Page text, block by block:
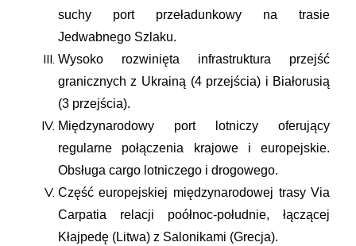
suchy port przeładunkowy na trasie
Jedwabnego Szlaku.
Wysoko rozwinięta infrastruktura przejść
granicznych z Ukrainą (4 przejścia) i Białorusią
(3 przejścia).
Międzynarodowy port lotniczy oferujący
regularne połączenia krajowe i europejskie.
Obsługa cargo lotniczego i drogowego.
Część europejskiej międzynarodowej trasy Via
Carpatia relacji poółnoc-południe, łączącej
Kłajpedę (Litwa) z Salonikami (Grecja).